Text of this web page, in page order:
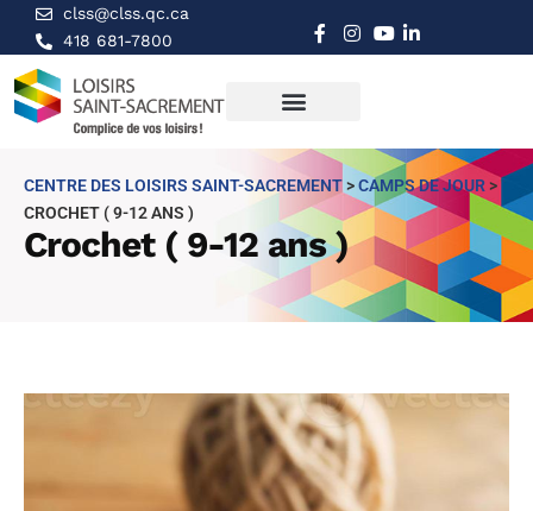
clss@clss.qc.ca
418 681-7800
Crochet ( 9-12 ans )
CENTRE DES LOISIRS SAINT-SACREMENT>CAMPS DE JOUR>
CROCHET ( 9-12 ANS )